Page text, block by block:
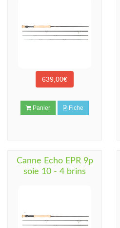
639,00€
Panier Fiche
Canne Echo EPR 9p
soie 10 - 4 brins